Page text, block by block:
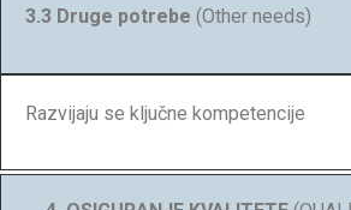
3.3 Druge potrebe (Other needs)
Razvijaju se ključne kompetencije